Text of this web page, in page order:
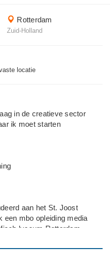
Rotterdam
Zuid-Holland
locatie
in de creatieve sector
ik moet starten
aan het St. Joost
een mbo opleiding media
lyceum Rotterdam.
direct werk te vinden. Ik